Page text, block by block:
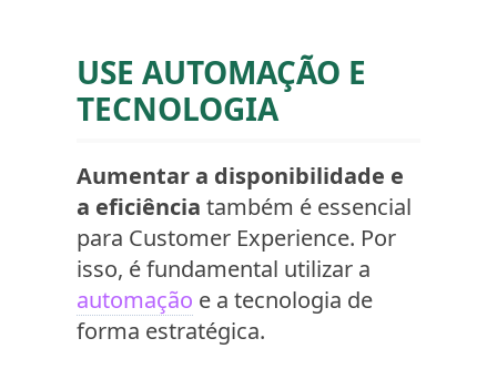
USE AUTOMAÇÃO E
TECNOLOGIA
Aumentar a disponibilidade e
a eficiência também é essencial
para Customer Experience. Por
isso, é fundamental utilizar a
automação e a tecnologia de
forma estratégica.